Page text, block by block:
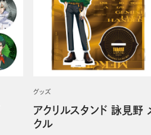
グッズ
アクリルスタンド 詠見野
クル